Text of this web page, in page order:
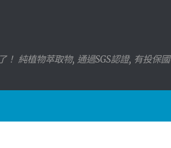
純植物萃取物, 通過SGS認證, 有投保